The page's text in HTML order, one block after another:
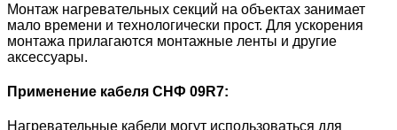
Монтаж нагревательных секций на объектах занимает
мало времени и технологически прост. Для ускорения
монтажа прилагаются монтажные ленты и другие
аксессуары.
Применение кабеля СНФ 09R7:
Нагревательные кабели могут использоваться для